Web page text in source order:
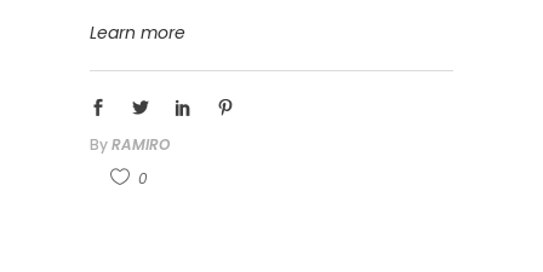
Learn more
ByRAMIRO
0